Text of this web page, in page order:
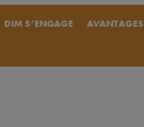
DIM S’ENGAGE AVANTAGES